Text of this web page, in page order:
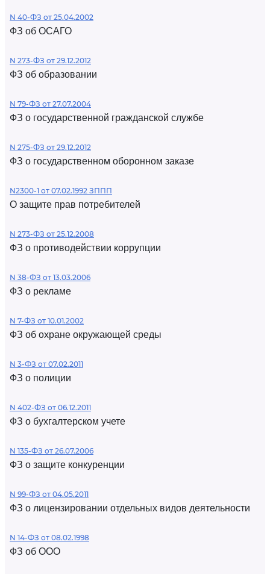
N 40-ФЗ от 25.04.2002
ФЗ об ОСАГО
N 273-ФЗ от 29.12.2012
ФЗ об образовании
N 79-ФЗ от 27.07.2004
ФЗ о государственной гражданской службе
N 275-ФЗ от 29.12.2012
ФЗ о государственном оборонном заказе
N2300-1 от 07.02.1992 ЗППП
О защите прав потребителей
N 273-ФЗ от 25.12.2008
ФЗ о противодействии коррупции
N 38-ФЗ от 13.03.2006
ФЗ о рекламе
N 7-ФЗ от 10.01.2002
ФЗ об охране окружающей среды
N 3-ФЗ от 07.02.2011
ФЗ о полиции
N 402-ФЗ от 06.12.2011
ФЗ о бухгалтерском учете
N 135-ФЗ от 26.07.2006
ФЗ о защите конкуренции
N 99-ФЗ от 04.05.2011
ФЗ о лицензировании отдельных видов деятельности
N 14-ФЗ от 08.02.1998
ФЗ об ООО